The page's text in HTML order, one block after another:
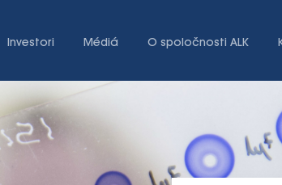
Investori Médiá O spoločnosti ALK